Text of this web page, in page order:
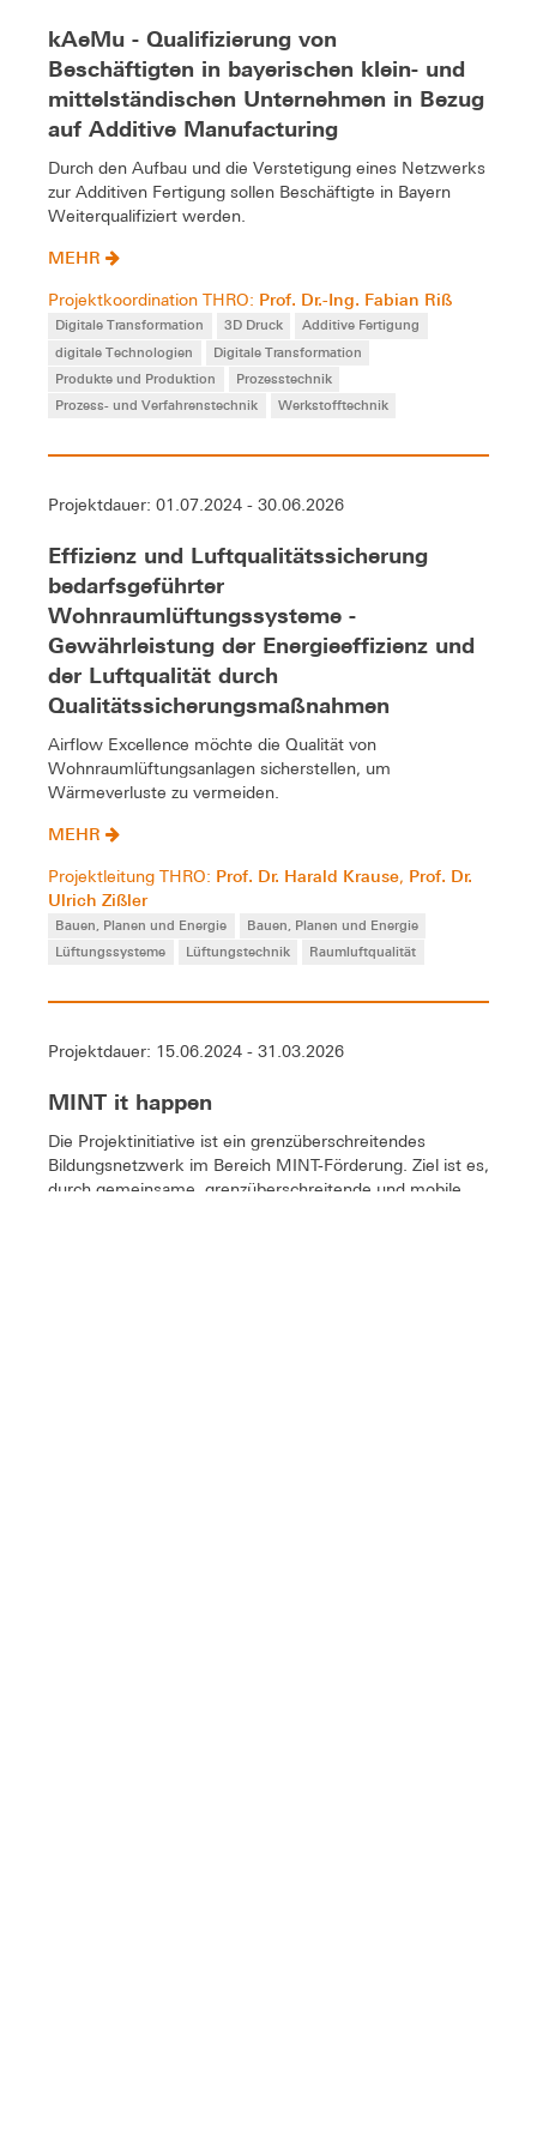
kAeMu - Qualifizierung von
Beschäftigten in bayerischen klein- und
mittelständischen Unternehmen in Bezug
auf Additive Manufacturing
Durch den Aufbau und die Verstetigung eines Netzwerks
zur Additiven Fertigung sollen Beschäftigte in Bayern
Weiterqualifiziert werden.
MEHR
Projektkoordination THRO: Prof. Dr.-Ing. Fabian Riß
Digitale Transformation 3D Druck
Additive Fertigung
digitale Technologien
Digitale Transformation
Produkte und Produktion
Prozesstechnik
Prozess- und Verfahrenstechnik
Werkstofftechnik
Projektdauer: 01.07.2024 - 30.06.2026
Effizienz und Luftqualitätssicherung
bedarfsgeführter
Wohnraumlüftungssysteme -
Gewährleistung der Energieeffizienz und
der Luftqualität durch
Qualitätssicherungsmaßnahmen
Airflow Excellence möchte die Qualität von
Wohnraumlüftungsanlagen sicherstellen, um
Wärmeverluste zu vermeiden.
MEHR
Projektleitung THRO: Prof. Dr. Harald Krause, Prof. Dr.
Ulrich Zißler
Bauen, Planen und Energie
Bauen, Planen und Energie
Lüftungssysteme
Lüftungstechnik Raumluftqualität
Projektdauer: 15.06.2024 - 31.03.2026
MINT it happen
Die Projektinitiative ist ein grenzüberschreitendes
Bildungsnetzwerk im Bereich MINT-Förderung. Ziel ist es,
durch gemeinsame, grenzüberschreitende und mobile